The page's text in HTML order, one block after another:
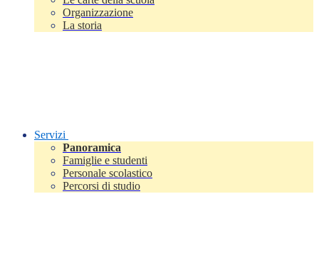
Organizzazione
La storia
Servizi
Panoramica
Famiglie e studenti
Personale scolastico
Percorsi di studio